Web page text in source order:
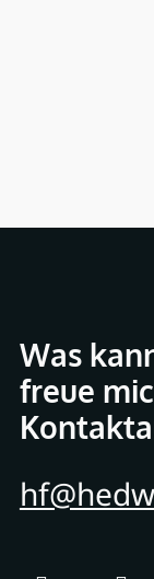
Was
freue